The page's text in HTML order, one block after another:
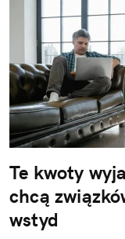
Te kwoty
chcą
wstyd